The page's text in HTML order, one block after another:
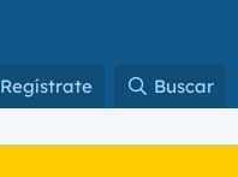
Regístrate Buscar